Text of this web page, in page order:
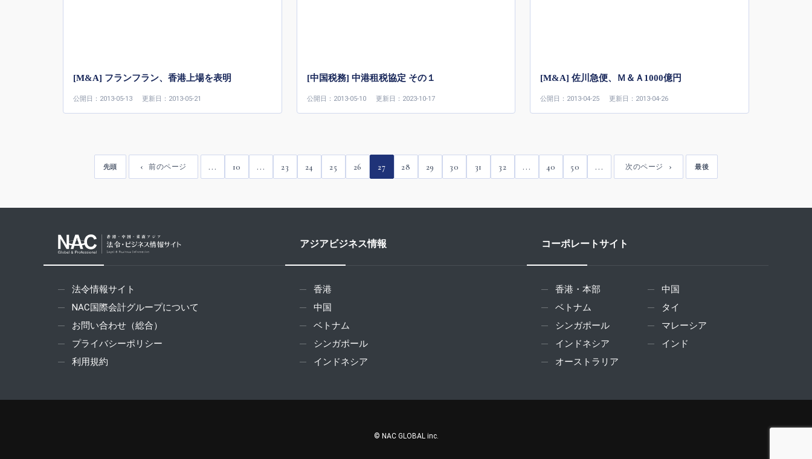
[M&A] フランフラン、香港上場を表明
公開日：2013-05-13 更新日：2013-05-21
[中国税務] 中港租税協定 その１
公開日：2013-05-10 更新日：2023-10-17
[M&A] 佐川急便、Ｍ＆Ａ1000億円
公開日：2013-04-25 更新日：2013-04-26
先頭 前のページ ... 10 ... 23 24 25 26 27 28 29 30 31 32 ... 40 50 ... 次のページ 最後
法令情報サイト
NAC国際会計グループについて
お問い合わせ（総合）
プライバシーポリシー
利用規約
アジアビジネス情報
香港
中国
ベトナム
シンガポール
インドネシア
コーポレートサイト
香港・本部
中国
ベトナム
タイ
シンガポール
マレーシア
インドネシア
インド
オーストラリア
© NAC GLOBAL inc.